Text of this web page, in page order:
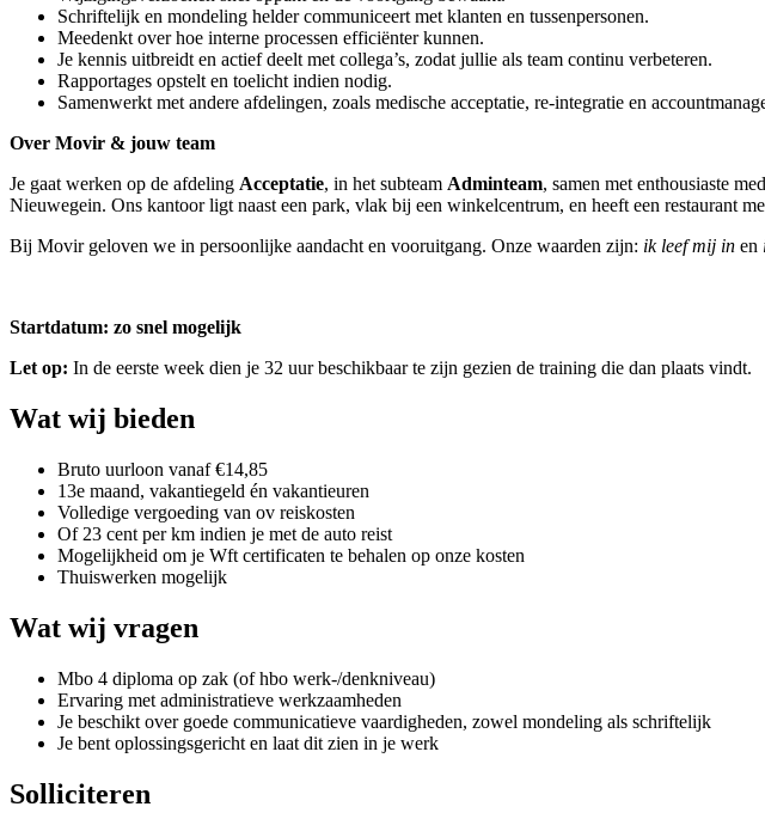
Schriftelijk en mondeling helder communiceert met klanten en tussenpersonen.
Meedenkt over hoe interne processen efficiënter kunnen.
Je kennis uitbreidt en actief deelt met collega’s, zodat jullie als team continu verbeteren.
Rapportages opstelt en toelicht indien nodig.
Samenwerkt met andere afdelingen, zoals medische acceptatie, re-integratie en
Over Movir & jouw team
Je gaat werken op de afdeling Acceptatie, in het subteam Adminteam, samen met enthousiaste
Nieuwegein. Ons kantoor ligt naast een park, vlak bij een winkelcentrum, en heeft een restaurant
Bij Movir geloven we in persoonlijke aandacht en vooruitgang. Onze waarden zijn: ik leef mij in en
Startdatum: zo snel mogelijk
Let op: In de eerste week dien je 32 uur beschikbaar te zijn gezien de training die dan plaats vindt.
Wat wij bieden
Bruto uurloon vanaf €14,85
13e maand, vakantiegeld én vakantieuren
Volledige vergoeding van ov reiskosten
Of 23 cent per km indien je met de auto reist
Mogelijkheid om je Wft certificaten te behalen op onze kosten
Thuiswerken mogelijk
Wat wij vragen
Mbo 4 diploma op zak (of hbo werk-/denkniveau)
Ervaring met administratieve werkzaamheden
Je beschikt over goede communicatieve vaardigheden, zowel mondeling als schriftelijk
Je bent oplossingsgericht en laat dit zien in je werk
Solliciteren